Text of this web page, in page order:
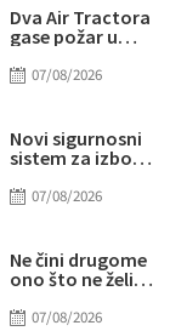
Dva Air Tractora
gase požar u
subotu stiže i
07/08/2026
Novi sigurnosni
sistem za izbore
šifra pod
07/08/2026
Ne čini drugome
ono što ne želiš
tebi07/08/2026